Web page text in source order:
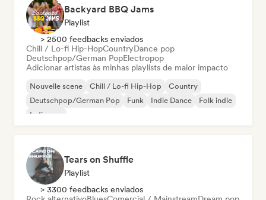
Backyard BBQ Jams
Playlist
> 2500 feedbacks enviados
Chill / Lo-fi Hip-HopCountryDance pop
Deutschpop/German PopElectropop
Adicionar artistas às minhas playlists de maior impacto
Nouvelle scene Chill / Lo-fi Hip-Hop
Country
Deutschpop/German Pop
Funk Indie Dance
Folk indie
Indie pop
Tears on Shuffle
Playlist
> 3300 feedbacks enviados